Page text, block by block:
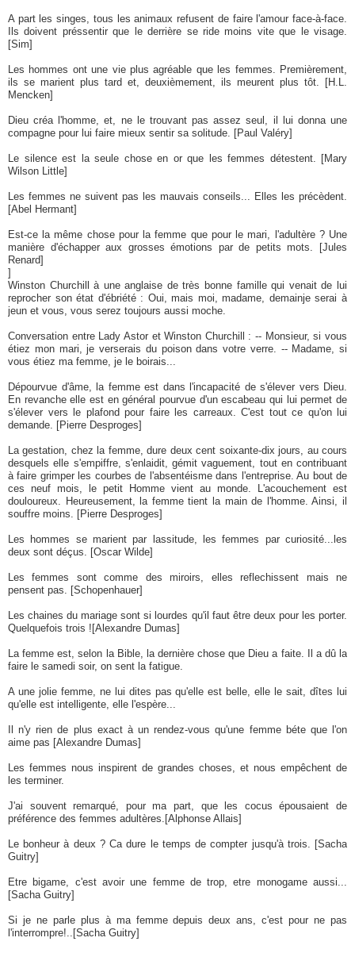
A part les singes, tous les animaux refusent de faire l'amour face-à-face.
Ils doivent préssentir que le derrière se ride moins vite que le visage.
[Sim]
Les hommes ont une vie plus agréable que les femmes. Premièrement,
ils se marient plus tard et, deuxièmement, ils meurent plus tôt. [H.L.
Mencken]
Dieu créa l'homme, et, ne le trouvant pas assez seul, il lui donna une
compagne pour lui faire mieux sentir sa solitude. [Paul Valéry]
Le silence est la seule chose en or que les femmes détestent. [Mary
Wilson Little]
Les femmes ne suivent pas les mauvais conseils... Elles les précèdent.
[Abel Hermant]
Est-ce la même chose pour la femme que pour le mari, l'adultère ? Une
manière d'échapper aux grosses émotions par de petits mots. [Jules
Renard]
]
Winston Churchill à une anglaise de très bonne famille qui venait de lui
reprocher son état d'ébriété : Oui, mais moi, madame, demainje serai à
jeun et vous, vous serez toujours aussi moche.
Conversation entre Lady Astor et Winston Churchill : -- Monsieur, si vous
étiez mon mari, je verserais du poison dans votre verre. -- Madame, si
vous étiez ma femme, je le boirais...
Dépourvue d'âme, la femme est dans l'incapacité de s'élever vers Dieu.
En revanche elle est en général pourvue d'un escabeau qui lui permet de
s'élever vers le plafond pour faire les carreaux. C'est tout ce qu'on lui
demande. [Pierre Desproges]
La gestation, chez la femme, dure deux cent soixante-dix jours, au cours
desquels elle s'empiffre, s'enlaidit, gémit vaguement, tout en contribuant
à faire grimper les courbes de l'absentéisme dans l'entreprise. Au bout de
ces neuf mois, le petit Homme vient au monde. L'acouchement est
douloureux. Heureusement, la femme tient la main de l'homme. Ainsi, il
souffre moins. [Pierre Desproges]
Les hommes se marient par lassitude, les femmes par curiosité...les
deux sont déçus. [Oscar Wilde]
Les femmes sont comme des miroirs, elles reflechissent mais ne
pensent pas. [Schopenhauer]
Les chaines du mariage sont si lourdes qu'il faut être deux pour les porter.
Quelquefois trois ![Alexandre Dumas]
La femme est, selon la Bible, la dernière chose que Dieu a faite. Il a dû la
faire le samedi soir, on sent la fatigue.
A une jolie femme, ne lui dites pas qu'elle est belle, elle le sait, dîtes lui
qu'elle est intelligente, elle l'espère...
Il n'y rien de plus exact à un rendez-vous qu'une femme béte que l'on
aime pas [Alexandre Dumas]
Les femmes nous inspirent de grandes choses, et nous empêchent de
les terminer.
J'ai souvent remarqué, pour ma part, que les cocus épousaient de
préférence des femmes adultères.[Alphonse Allais]
Le bonheur à deux ? Ca dure le temps de compter jusqu'à trois. [Sacha
Guitry]
Etre bigame, c'est avoir une femme de trop, etre monogame aussi...
[Sacha Guitry]
Si je ne parle plus à ma femme depuis deux ans, c'est pour ne pas
l'interrompre!..[Sacha Guitry]